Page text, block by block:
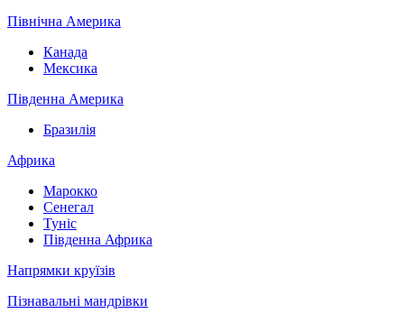
Північна Америка
Канада
Мексика
Південна Америка
Бразилія
Африка
Марокко
Сенегал
Туніс
Південна Африка
Напрямки круїзів
Пізнавальні мандрівки